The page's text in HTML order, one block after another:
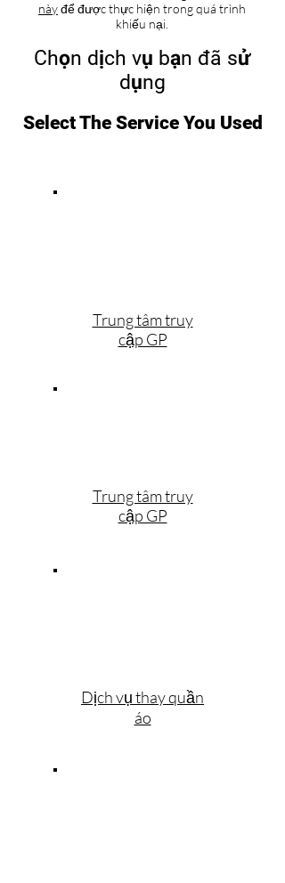
nàyđể được thực hiện trong quá trình
khiếu nại.
Chọn dịch vụ bạn đã sử
dụng
Select The Service You Used
Trung tâm truy
cập GP
Trung tâm truy
cập GP
Dịch vụ thay quần
áo